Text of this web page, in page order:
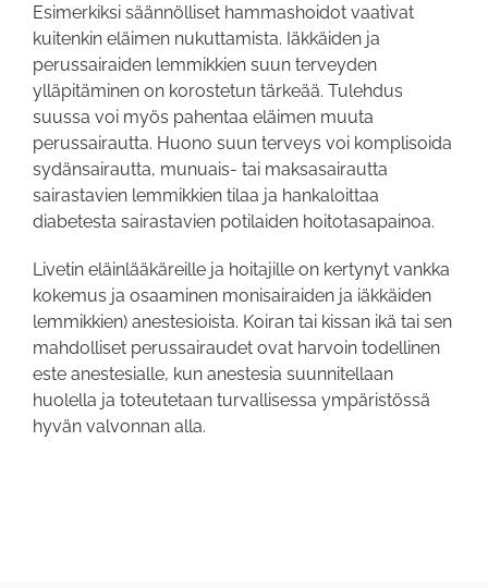
Esimerkiksi säännölliset hammashoidot vaativat
kuitenkin eläimen nukuttamista. Iäkkäiden ja
perussairaiden lemmikkien suun terveyden
ylläpitäminen on korostetun tärkeää. Tulehdus
suussa voi myös pahentaa eläimen muuta
perussairautta. Huono suun terveys voi komplisoida
sydänsairautta, munuais- tai maksasairautta
sairastavien lemmikkien tilaa ja hankaloittaa
diabetesta sairastavien potilaiden hoitotasapainoa.
Livetin eläinlääkäreille ja hoitajille on kertynyt vankka
kokemus ja osaaminen monisairaiden ja iäkkäiden
lemmikkien) anestesioista. Koiran tai kissan ikä tai sen
mahdolliset perussairaudet ovat harvoin todellinen
este anestesialle, kun anestesia suunnitellaan
huolella ja toteutetaan turvallisessa ympäristössä
hyvän valvonnan alla.